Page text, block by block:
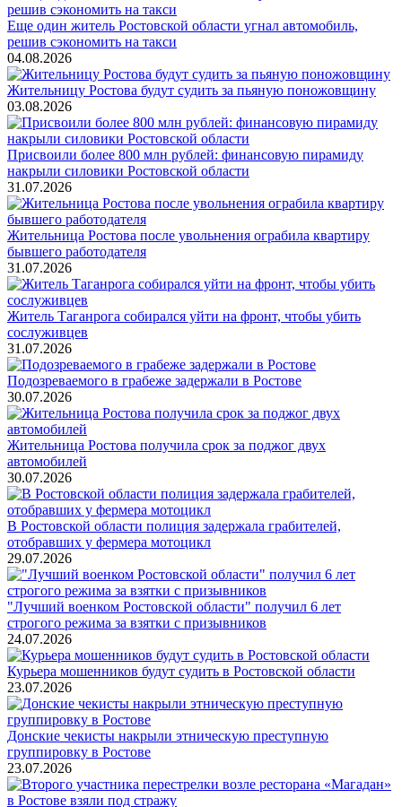
Еще один житель Ростовской области угнал автомобиль,
решив сэкономить на такси
04.08.2026
Жительницу Ростова будут судить за пьяную поножовщину
03.08.2026
Присвоили более 800 млн рублей: финансовую пирамиду
накрыли силовики Ростовской области
31.07.2026
Жительница Ростова после увольнения ограбила квартиру
бывшего работодателя
31.07.2026
Житель Таганрога собирался уйти на фронт, чтобы убить
сослуживцев
31.07.2026
Подозреваемого в грабеже задержали в Ростове
30.07.2026
Жительница Ростова получила срок за поджог двух
автомобилей
30.07.2026
В Ростовской области полиция задержала грабителей,
отобравших у фермера мотоцикл
29.07.2026
"Лучший военком Ростовской области" получил 6 лет
строгого режима за взятки с призывников
24.07.2026
Курьера мошенников будут судить в Ростовской области
23.07.2026
Донские чекисты накрыли этническую преступную
группировку в Ростове
23.07.2026